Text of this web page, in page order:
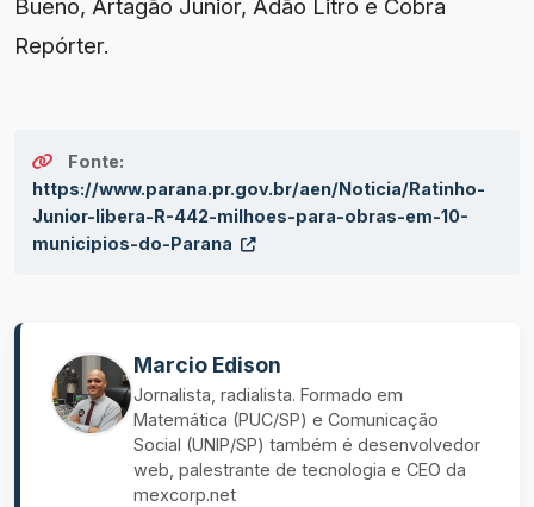
Bueno, Artagão Junior, Adão Litro e Cobra
Repórter.
Fonte:
https://www.parana.pr.gov.br/aen/Noticia/Ratinho-
Junior-libera-R-442-milhoes-para-obras-em-10-
municipios-do-Parana
Marcio Edison
Jornalista, radialista. Formado em
Matemática (PUC/SP) e Comunicação
Social (UNIP/SP) também é desenvolvedor
web, palestrante de tecnologia e CEO da
mexcorp.net